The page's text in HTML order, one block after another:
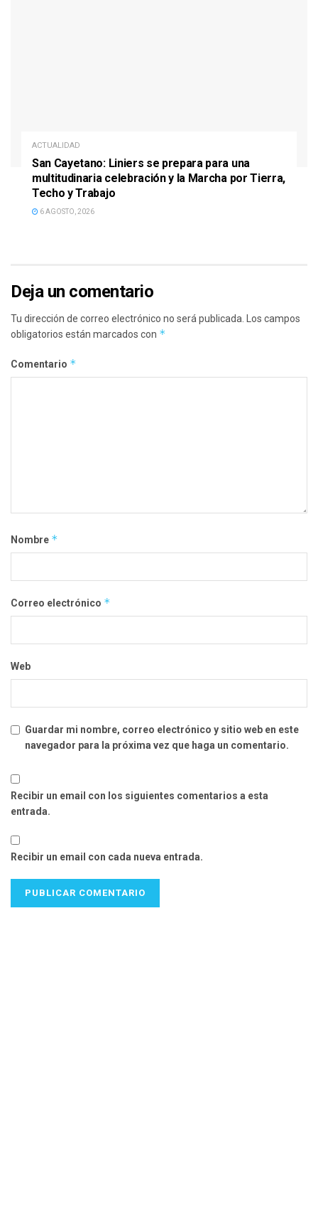
ACTUALIDAD
San Cayetano: Liniers se prepara para una
multitudinaria celebración y la Marcha por Tierra,
Techo y Trabajo
6 AGOSTO, 2026
Deja un comentario
Tu dirección de correo electrónico no será publicada. Los campos
obligatorios están marcados con *
Comentario *
Nombre *
Correo electrónico *
Web
Guardar mi nombre, correo electrónico y sitio web en este
navegador para la próxima vez que haga un comentario.
Recibir un email con los siguientes comentarios a esta
entrada.
Recibir un email con cada nueva entrada.